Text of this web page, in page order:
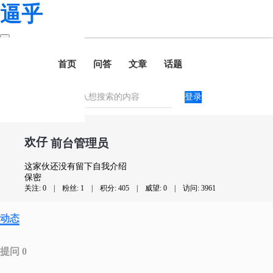
逼乎
首页 问答 文章 话题
登录
欢仔前台管理员
这家伙还没有留下自我介绍
保密
关注: 0 | 粉丝: 1 | 积分: 405 | 威望: 0 | 访问: 3961
动态
提问 0